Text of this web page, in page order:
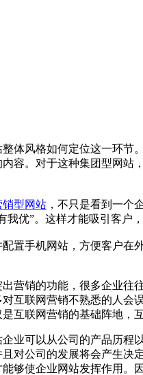
风格如何定位这一环节
容。对于这种集团型网
销型网站 ，不只是看到一个
优”。这样才能吸引客户，
手机网站，方便客户在
营销的功能，很多企业
互联网营销不熟悉的人会
联网营销的基础阵地，
可以从公司的产品历程
对公司的发展将会产生决
够使企业网站发挥作用。